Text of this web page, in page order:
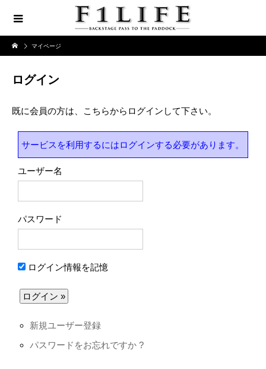
マイページ
ログイン
既に会員の方は、こちらからログインして下さい。
サービスを利用するにはログインする必要があります。
ユーザー名
パスワード
ログイン情報を記憶
新規ユーザー登録
パスワードをお忘れですか ?